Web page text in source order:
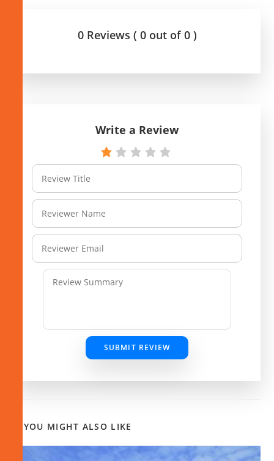
0 Reviews ( 0 out of 0 )
Write a Review
SUBMIT REVIEW
YOU MIGHT ALSO LIKE